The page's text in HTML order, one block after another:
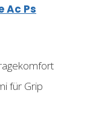
Ac Ps
für Grip